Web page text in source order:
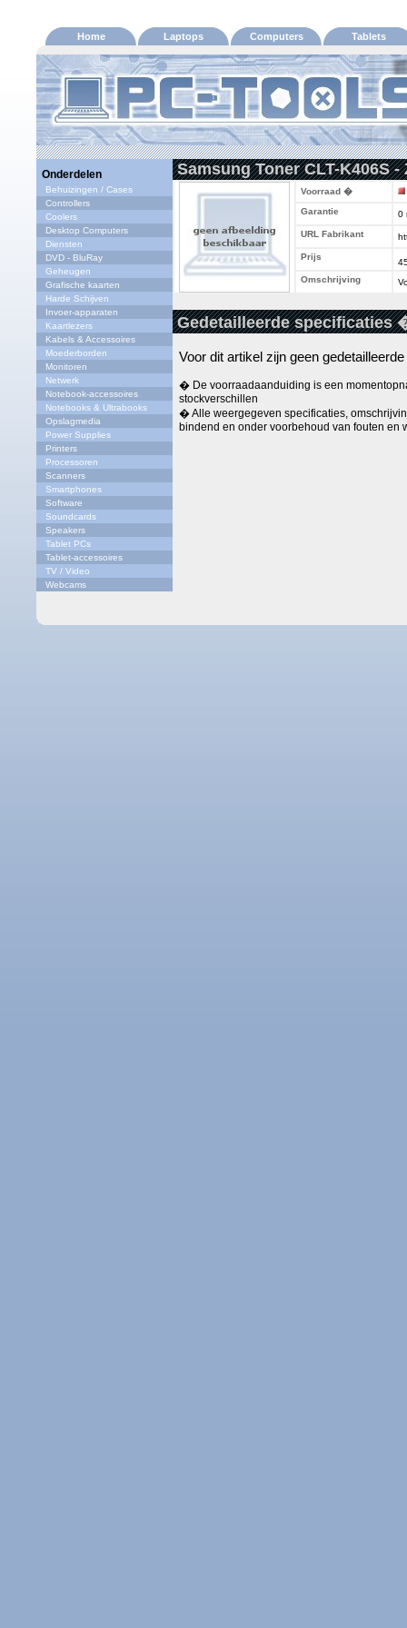
Home Laptops Computers Tablets
Onderdelen
Behuizingen / Cases
Controllers
Coolers
Desktop Computers
Diensten
DVD - BluRay
Geheugen
Grafische kaarten
Harde Schijven
Invoer-apparaten
Kaartlezers
Kabels & Accessoires
Moederborden
Monitoren
Netwerk
Notebook-accessoires
Notebooks & Ultrabooks
Opslagmedia
Power Supplies
Printers
Processoren
Scanners
Smartphones
Software
Soundcards
Speakers
Tablet PCs
Tablet-accessoires
TV / Video
Webcams
Samsung Toner CLT-K406S -
Voorraad �
Garantie
0
URL Fabrikant
Prijs
Omschrijving
Gedetailleerde specificaties
Voor dit artikel zijn geen
� De voorraadaanduiding is een
stockverschillen
� Alle weergegeven specificaties,
bindend en onder voorbehoud van fouten en